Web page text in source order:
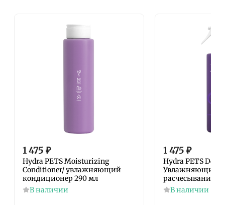
1 475 ₽
Hydra PETS Moisturizing
Conditioner/ увлажняющий
кондиционер 290 мл
В наличии
1 475 ₽
Hydra PETS
Увлажняющий
расчесывания
В наличии